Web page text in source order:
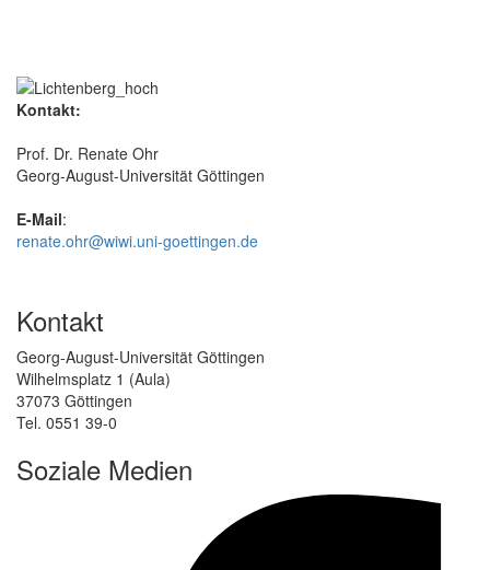
Kontakt:
Prof. Dr. Renate Ohr
Georg-August-Universität Göttingen
E-Mail:
renate.ohr@wiwi.uni-goettingen.de
Kontakt
Georg-August-Universität Göttingen
Wilhelmsplatz 1 (Aula)
37073 Göttingen
Tel. 0551 39-0
Soziale Medien